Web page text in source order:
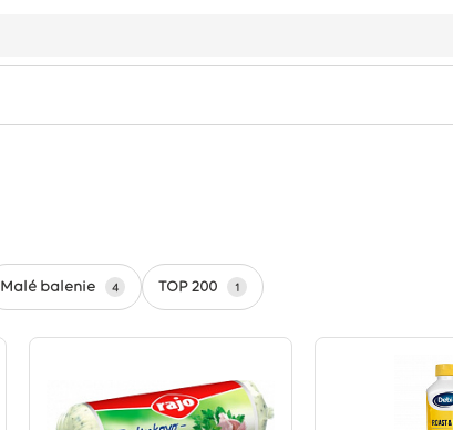
Malé balenie 4 TOP 200 1